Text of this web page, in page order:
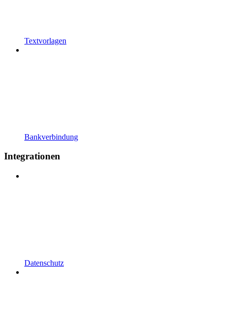
Textvorlagen
Bankverbindung
Integrationen
Datenschutz